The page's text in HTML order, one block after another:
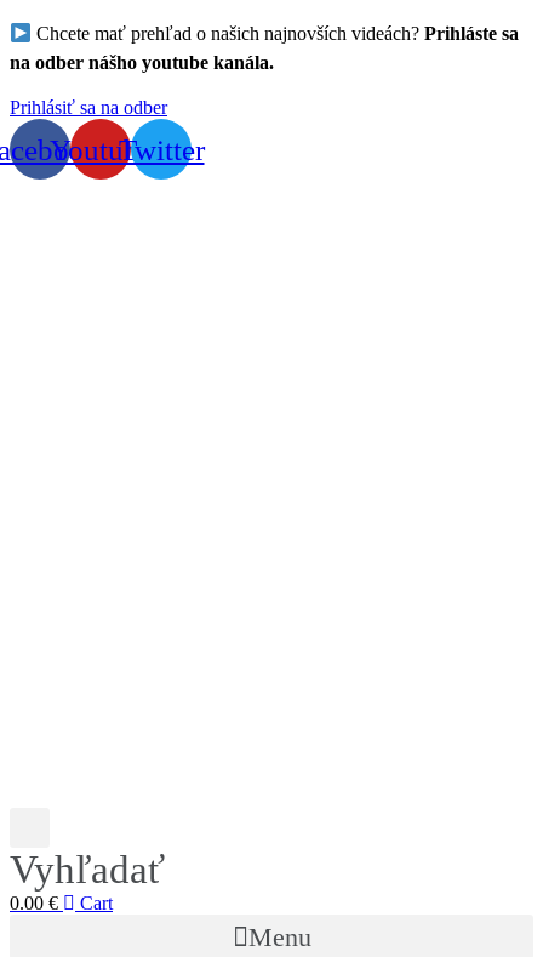
Chcete mať prehľad o našich najnovších videách? Prihláste sa
na odber nášho youtube kanála.
Prihlásiť sa na odber
YoutubeTwitter
Vyhľadať
0.00 € Cart
Menu